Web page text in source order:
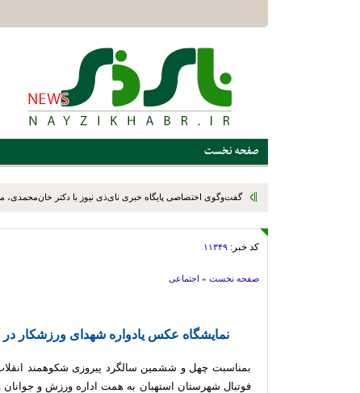
صفحه نخست
گفت‌وگوی اختصاصی پایگاه خبری نای‌ذی نیوز با دکتر خان‌محمدی،
استهبان و بختگانکد خبر: ۱۱۳۴۹
صفحه نخست » اجتماعی
نمایشگاه عکس یادواره شهدای ورزشکار
بمناسبت چهل و ششمین سالگرد پیروزی شکوهمند